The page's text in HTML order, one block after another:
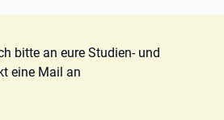
bitte an eure Studien- und
eine Mail an